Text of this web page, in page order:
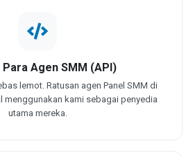
Para Agen SMM (API)
lemot. Ratusan agen Panel SMM di
menggunakan kami sebagai penyedia
utama mereka.